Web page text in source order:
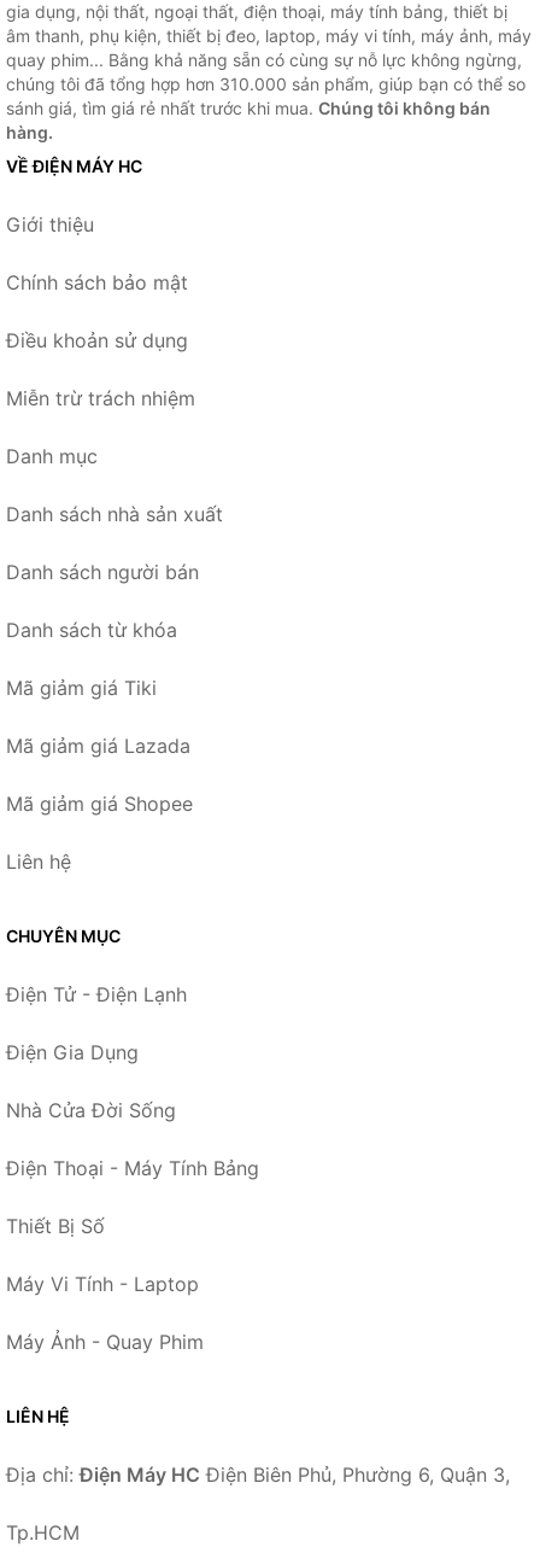
gia dụng, nội thất, ngoại thất, điện thoại, máy tính bảng, thiết bị
âm thanh, phụ kiện, thiết bị đeo, laptop, máy vi tính, máy ảnh, máy
quay phim... Bằng khả năng sẵn có cùng sự nỗ lực không ngừng,
chúng tôi đã tổng hợp hơn 310.000 sản phẩm, giúp bạn có thể so
sánh giá, tìm giá rẻ nhất trước khi mua. Chúng tôi không bán
hàng.
VỀ ĐIỆN MÁY HC
Giới thiệu
Chính sách bảo mật
Điều khoản sử dụng
Miễn trừ trách nhiệm
Danh mục
Danh sách nhà sản xuất
Danh sách người bán
Danh sách từ khóa
Mã giảm giá Tiki
Mã giảm giá Lazada
Mã giảm giá Shopee
Liên hệ
CHUYÊN MỤC
Điện Tử - Điện Lạnh
Điện Gia Dụng
Nhà Cửa Đời Sống
Điện Thoại - Máy Tính Bảng
Thiết Bị Số
Máy Vi Tính - Laptop
Máy Ảnh - Quay Phim
LIÊN HỆ
Địa chỉ:Điện Máy HC Điện Biên Phủ, Phường 6, Quận 3,
Tp.HCM